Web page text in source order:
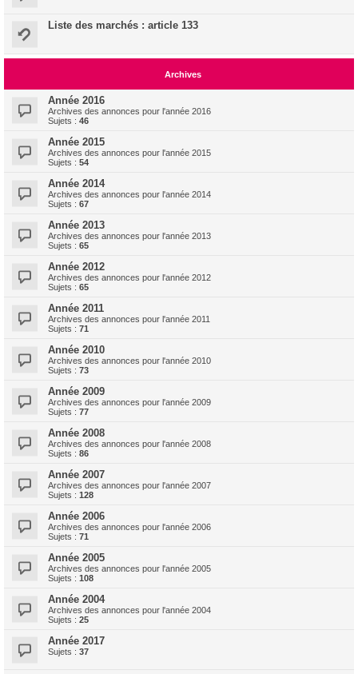
Liste des marchés : article 133
Archives
Année 2016
Archives des annonces pour l'année 2016
Sujets : 46
Année 2015
Archives des annonces pour l'année 2015
Sujets : 54
Année 2014
Archives des annonces pour l'année 2014
Sujets : 67
Année 2013
Archives des annonces pour l'année 2013
Sujets : 65
Année 2012
Archives des annonces pour l'année 2012
Sujets : 65
Année 2011
Archives des annonces pour l'année 2011
Sujets : 71
Année 2010
Archives des annonces pour l'année 2010
Sujets : 73
Année 2009
Archives des annonces pour l'année 2009
Sujets : 77
Année 2008
Archives des annonces pour l'année 2008
Sujets : 86
Année 2007
Archives des annonces pour l'année 2007
Sujets : 128
Année 2006
Archives des annonces pour l'année 2006
Sujets : 71
Année 2005
Archives des annonces pour l'année 2005
Sujets : 108
Année 2004
Archives des annonces pour l'année 2004
Sujets : 25
Année 2017
Sujets : 37